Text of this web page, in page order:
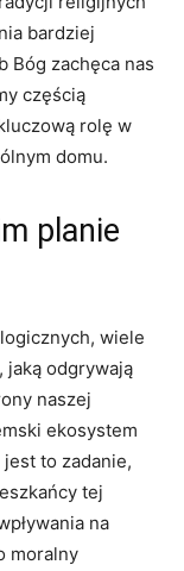
bardziej
Bóg ⁤zachęca nas
częścią
rolę w
domu.
planie⁣
wiele
jaką odgrywają
naszej
ekosystem
to zadanie,​
tej
na
moralny